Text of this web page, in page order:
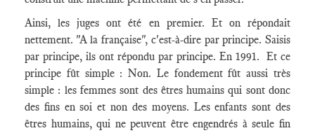
Ainsi, les juges ont été en premier. Et on répondait
nettement. "A la française", c'est-à-dire par principe. Saisis
par principe, ils ont répondu par principe. En 1991. Et ce
principe fût simple : Non. Le fondement fût aussi très
simple : les femmes sont des êtres humains qui sont donc
des fins en soi et non des moyens. Les enfants sont des
êtres humains, qui ne peuvent être engendrés à seule fin